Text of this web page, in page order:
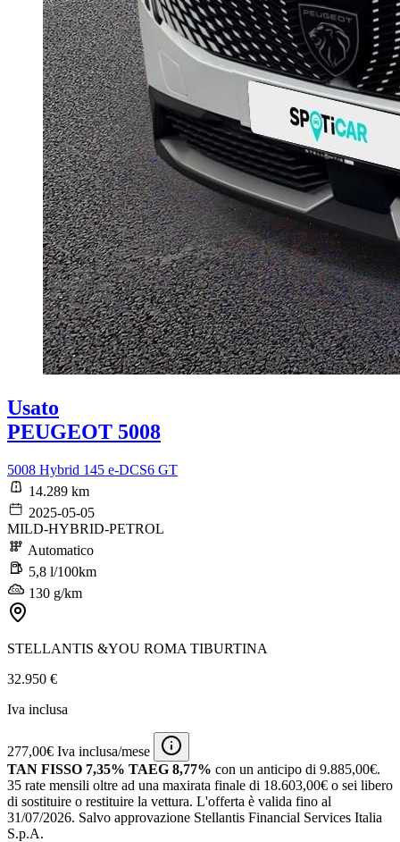
Usato
PEUGEOT 5008
5008 Hybrid 145 e-DCS6 GT
14.289 km
2025-05-05
MILD-HYBRID-PETROL
Automatico
5,8 l/100km
130 g/km
STELLANTIS &YOU ROMA TIBURTINA
32.950 €
Iva inclusa
277,00€ Iva inclusa/mese
TAN FISSO 7,35% TAEG 8,77% con un anticipo di 9.885,00€.
35 rate mensili oltre ad una maxirata finale di 18.603,00€ o sei libero
di sostituire o restituire la vettura. L'offerta è valida fino al
31/07/2026. Salvo approvazione Stellantis Financial Services Italia
S.p.A.